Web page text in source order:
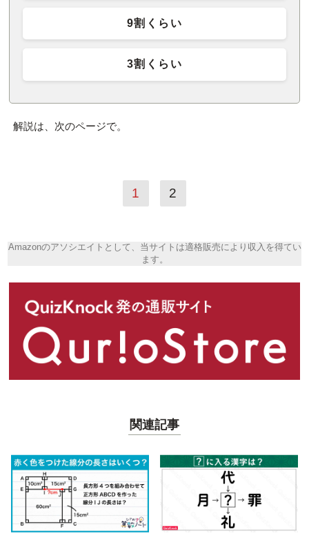
9割くらい
3割くらい
解説は、次のページで。
1 2
Amazonのアソシエイトとして、当サイトは適格販売により収入を得てい
ます。
関連記事